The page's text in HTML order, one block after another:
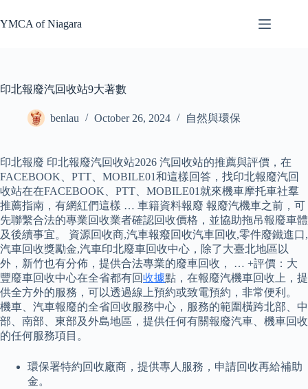
to
content
YMCA of Niagara
印北報廢汽回收站9大著數
benlau October 26, 2024 自然與環保
印北報廢 印北報廢汽回收站2026 汽回收站的推薦與評價，在
FACEBOOK、PTT、MOBILE01和這樣回答，找印北報廢汽回
收站在在FACEBOOK、PTT、MOBILE01就來機車摩托車社羣
推薦指南，有網紅們這樣 … 車籍資料報廢 報廢汽機車之前，可
先聯繫合法的專業回收業者確認回收價格，並協助拖吊報廢車體
及後續事宜。 資源回收商,汽車報癈回收汽車回收,零件廢鐵進口,
汽車回收獎勵金,汽車印北廢車回收中心，除了大臺北地區以
外，新竹也有分佈，提供合法專業的廢車回收， … +評價：大
豐廢車回收中心在全省都有回收據點，在報廢汽機車回收上，提
供全方外的服務，可以透過線上預約或致電預約，非常便利。
機車、汽車報廢的全省回收服務中心，服務的範圍橫跨北部、中
部、南部、東部及外島地區，提供任何有關報廢汽車、機車回收
的任何服務項目。
環保署特約回收廠商，提供專人服務，申請回收再給補助
金。